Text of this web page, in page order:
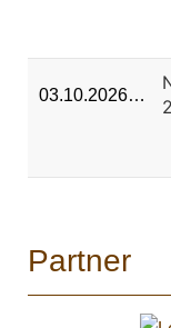
03.10.2026…
Partner